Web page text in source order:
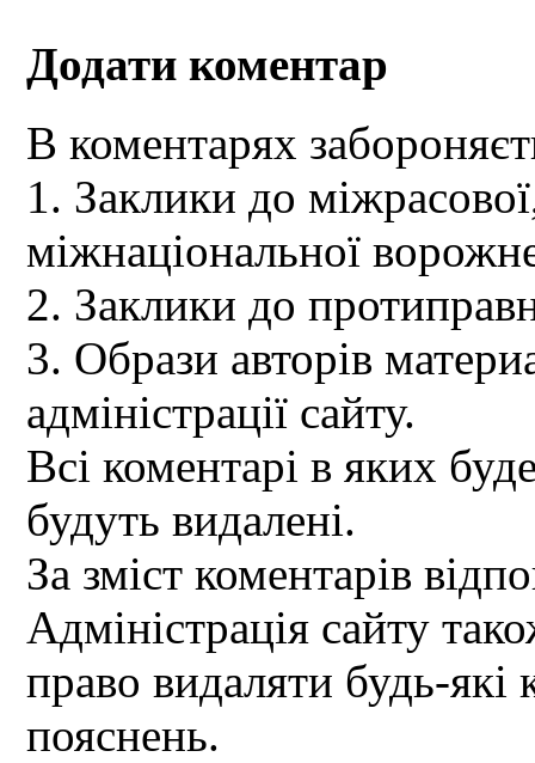
Додати коментар
В коментарях
1. Заклики до
міжнаціональної
2. Заклики до
3. Образи авторів
адміністрації сайту.
Всі коментарі в яких
будуть видалені.
За зміст коментарів
Адміністрація сайту
право видаляти будь-які
пояснень.